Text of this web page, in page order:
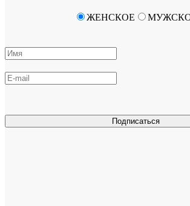
Подписаться
ЖЕНСКОЕ